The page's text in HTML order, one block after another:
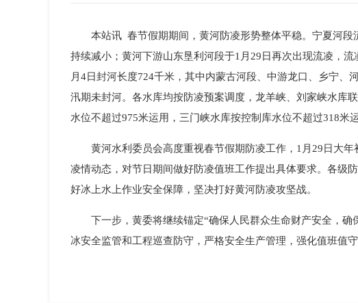
本站讯 春节假期期间，黄河防凌形势整体平稳。宁夏河
持续减小；黄河下游山东垦利河段于1月29日再次出现流凌，
月4日封河长度724千米，其中内蒙古河段、中游龙口、乡宁
汛期未封河。各水库均按防凌预案调度，龙羊峡、刘家峡水库
水位不超过975米运用，三门峡水库按控制库水位不超过318
黄河水利委员会高度重视春节假期防凌工作，1月29日大
凌情动态，对节日期间做好防凌值班工作提出具体要求。各级
好冰上水上作业安全保障，坚决打好黄河防凌攻坚战。
下一步，黄委将继续锚定“确保人民群众生命财产安全，
冰安全监管和工程巡查防守，严格安全生产管理，强化值班值